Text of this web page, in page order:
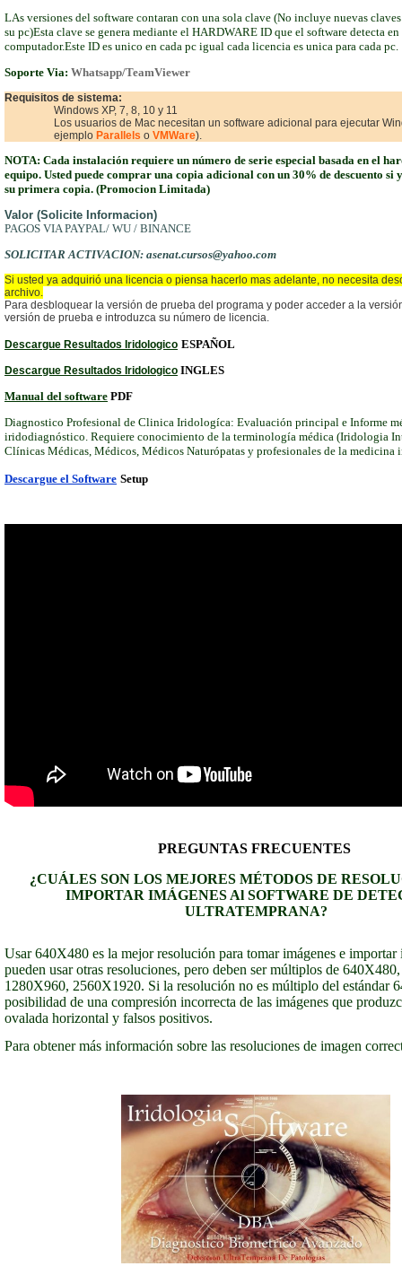
LAs versiones del software contaran con una sola clave (No incluye nuevas
su pc)Esta clave se genera mediante el HARDWARE ID que el software detecta en
computador.Este ID es unico en cada pc igual cada licencia es unica para cada pc.
Soporte Via: Whatsapp/TeamViewer
Requisitos de sistema:
Windows XP, 7, 8, 10 y 11
Los usuarios de Mac necesitan un software adicional para ejecutar
ejemplo Parallels o VMWare).
NOTA: Cada instalación requiere un número de serie especial basada en el
equipo. Usted puede comprar una copia adicional con un 30% de descuento si
su primera copia. (Promocion Limitada)
Valor (Solicite Informacion)
PAGOS VIA PAYPAL/ WU / BINANCE
SOLICITAR ACTIVACION: asenat.cursos@yahoo.com
Si usted ya adquirió una licencia o piensa hacerlo mas adelante, no necesita
archivo.
Para desbloquear la versión de prueba del programa y poder acceder a la
versión de prueba e introduzca su número de licencia.
Descargue Resultados Iridologico ESPAÑOL
Descargue Resultados Iridologico INGLES
Manual del software PDF
Diagnostico Profesional de Clinica Iridologíca: Evaluación principal e Informe
iridodiagnóstico. Requiere conocimiento de la terminología médica (Iridologia
Clínicas Médicas, Médicos, Médicos Naturópatas y profesionales de la medicina
Descargue el Software Setup
PREGUNTAS FRECUENTES
¿CUÁLES SON LOS MEJORES MÉTODOS DE
IMPORTAR IMÁGENES Al SOFTWARE DE
ULTRATEMPRANA?
Usar 640X480 es la mejor resolución para tomar imágenes e importar
pueden usar otras resoluciones, pero deben ser múltiplos de
1280X960, 2560X1920. Si la resolución no es múltiplo del estándar
posibilidad de una compresión incorrecta de las imágenes que
ovalada horizontal y falsos positivos.
Para obtener más información sobre las resoluciones de imagen